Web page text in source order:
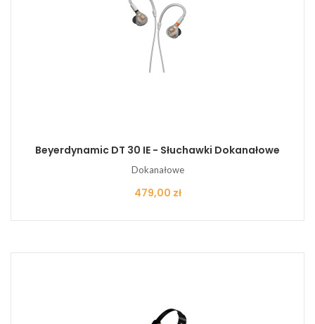
Beyerdynamic DT 30 IE - Słuchawki Dokanałowe
Dokanałowe
Cena
479,00 zł